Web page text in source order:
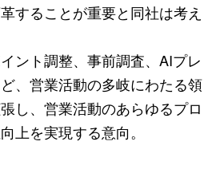
することが重要と同社は考え
ント調整、事前調査、AIプレ
、営業活動の多岐にわたる領
し、営業活動のあらゆるプロ
上を実現する意向。